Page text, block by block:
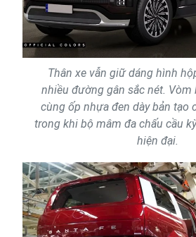
Thân xe vẫn giữ dáng hình
nhiều đường gân sắc nét. Vòm
cùng ốp nhựa đen dày bản tạo
trong khi bộ mâm đa chấu cầu
hiện đại.